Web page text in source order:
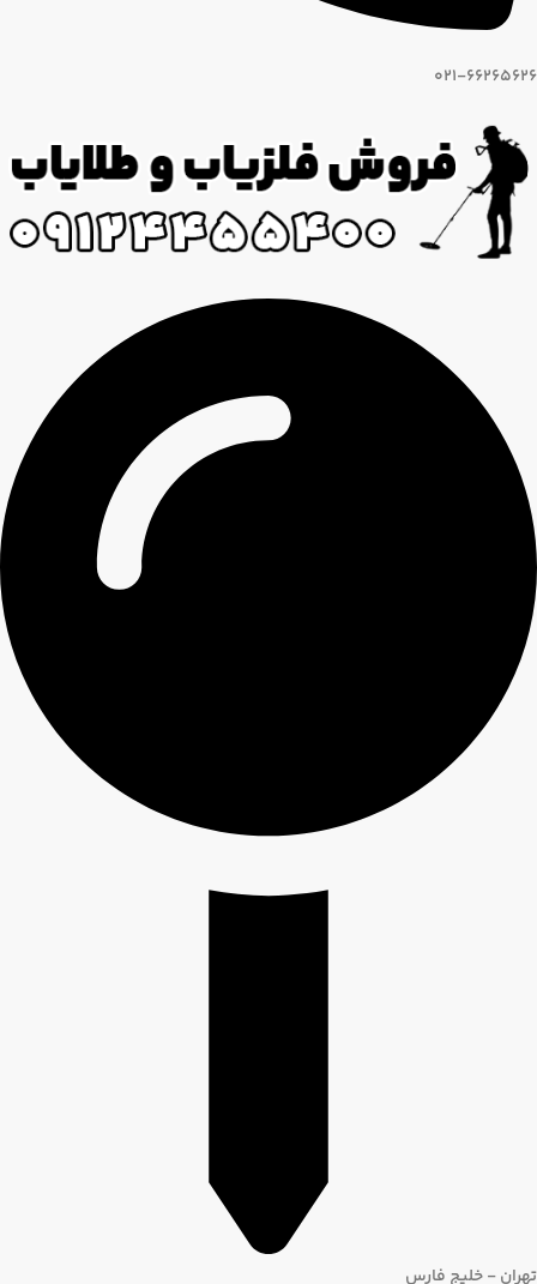
021-66265626
تهران - خلیج فارس